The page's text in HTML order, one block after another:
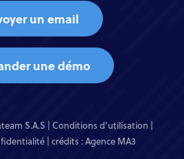
un email
une démo
S.A.S | Conditions d’utilisation |
| crédits :Agence MA3